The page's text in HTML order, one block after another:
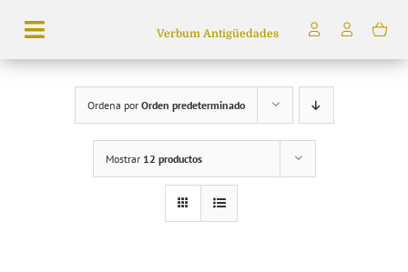
contenido
Toggle
Navigation
productos
Verbum Antigüedades
Ordena por Orden predeterminado
Mostrar 12 productos